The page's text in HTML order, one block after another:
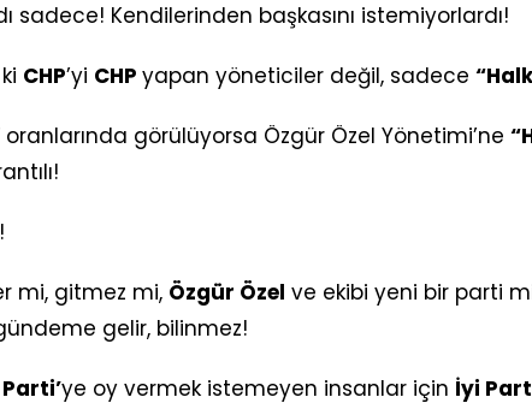
sadece! Kendilerinden başkasını istemiyorlardı!
CHP’yi CHP yapan yöneticiler değil, sadece
oranlarında görülüyorsa Özgür Özel Yönetimi’ne
mi, gitmez mi, Özgür Özel ve ekibi yeni bir parti
gelir, bilinmez!
ye oy vermek istemeyen insanlar için İyi